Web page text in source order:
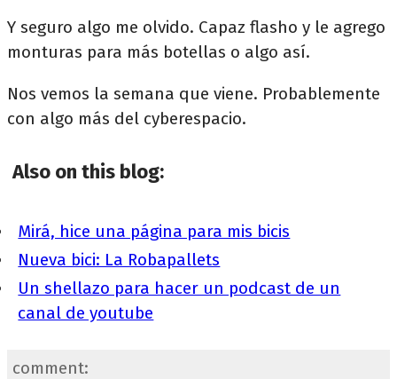
Y seguro algo me olvido. Capaz flasho y le agrego
monturas para más botellas o algo así.
Nos vemos la semana que viene. Probablemente
con algo más del cyberespacio.
Also on this blog:
Mirá, hice una página para mis bicis
Nueva bici: La Robapallets
Un shellazo para hacer un podcast de un
canal de youtube
comment: